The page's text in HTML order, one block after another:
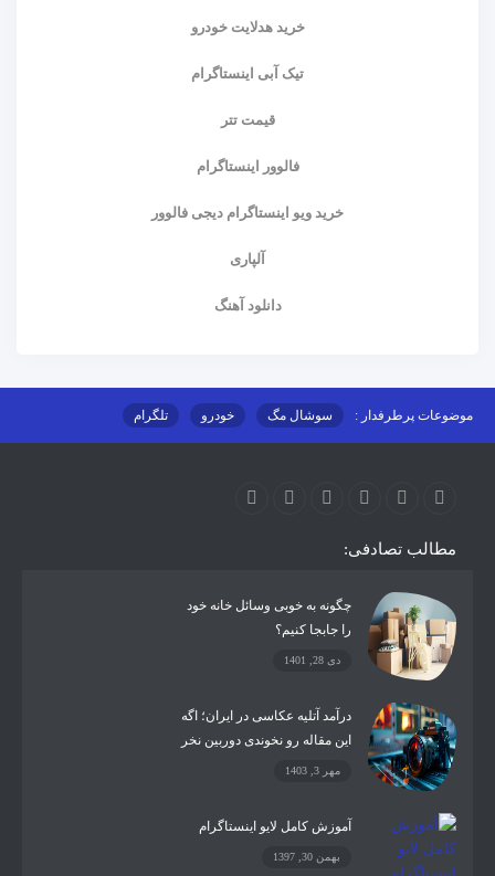
خرید هدلایت خودرو
تیک آبی اینستاگرام
قیمت تتر
فالوور اینستاگرام
خرید ویو اینستاگرام دیجی فالوور
آلپاری
دانلود آهنگ
موضوعات پرطرفدار : سوشال مگ خودرو تلگرام
مطالب تصادفی:
چگونه به خوبی وسائل خانه خود
را جابجا کنیم؟
دی 28, 1401
درآمد آتلیه عکاسی در ایران؛ اگه
این مقاله رو نخوندی دوربین نخر
مهر 3, 1403
آموزش کامل لایو اینستاگرام
بهمن 30, 1397